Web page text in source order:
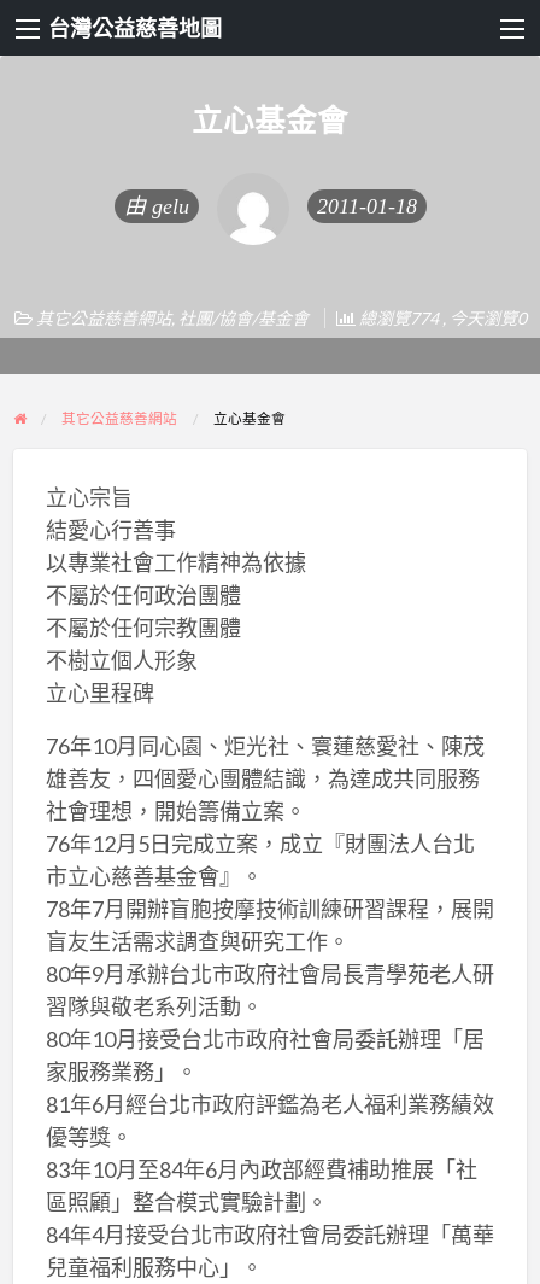
台灣公益慈善地圖
立心基金會
由 gelu 2011-01-18
其它公益慈善網站, 社團/協會/基金會 總瀏覽774 , 今天瀏覽0
其它公益慈善網站 立心基金會
立心宗旨
結愛心行善事
以專業社會工作精神為依據
不屬於任何政治團體
不屬於任何宗教團體
不樹立個人形象
立心里程碑
76年10月同心園、炬光社、寰蓮慈愛社、陳茂
雄善友，四個愛心團體結識，為達成共同服務
社會理想，開始籌備立案。
76年12月5日完成立案，成立『財團法人台北
市立心慈善基金會』。
78年7月開辦盲胞按摩技術訓練研習課程，展開
盲友生活需求調查與研究工作。
80年9月承辦台北市政府社會局長青學苑老人研
習隊與敬老系列活動。
80年10月接受台北市政府社會局委託辦理「居
家服務業務」。
81年6月經台北市政府評鑑為老人福利業務績效
優等獎。
83年10月至84年6月內政部經費補助推展「社
區照顧」整合模式實驗計劃。
84年4月接受台北市政府社會局委託辦理「萬華
兒童福利服務中心」。